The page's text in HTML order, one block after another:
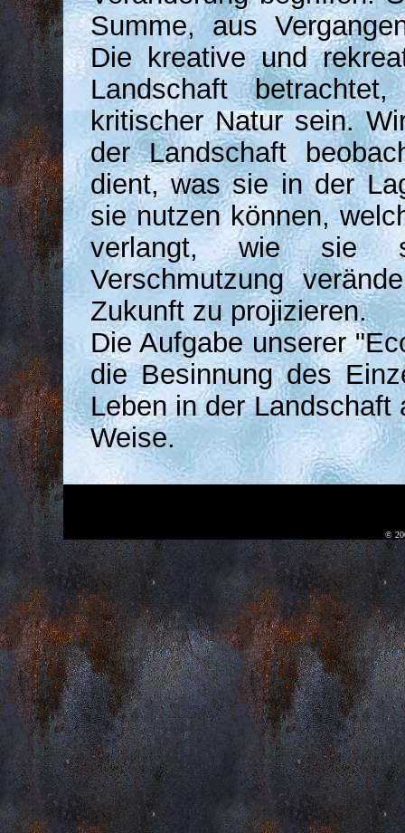
Summe, aus
Die kreative und
Landschaft
kritischer Natur sein.
der Landschaft
dient, was sie in der
sie nutzen können,
verlangt, wie sie
Verschmutzung
Zukunft zu projizieren.
Die Aufgabe unserer
die Besinnung des
Leben in der
Weise.
©